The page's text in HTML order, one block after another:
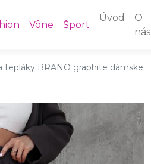
Vône Šport
Úvod
O
nás
tepláky BRANO graphite dámske